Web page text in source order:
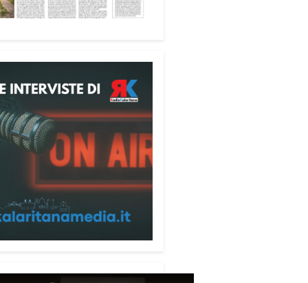
un’importante
belle d’Italia».
della mostra è il rapporto tra
e la luce, elementi che
tutte le opere esposte e
nella sede della MEM
valorizzazione. Le
vetrate dello spazio culturale
infatti una luminosità
capace di entrare in dialogo
30 agosto, negli orari di